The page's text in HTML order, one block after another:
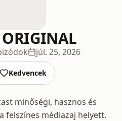
ORIGINAL
júl. 25, 2026
Kedvencek
minőségi, hasznos és
felszínes médiazaj helyett.